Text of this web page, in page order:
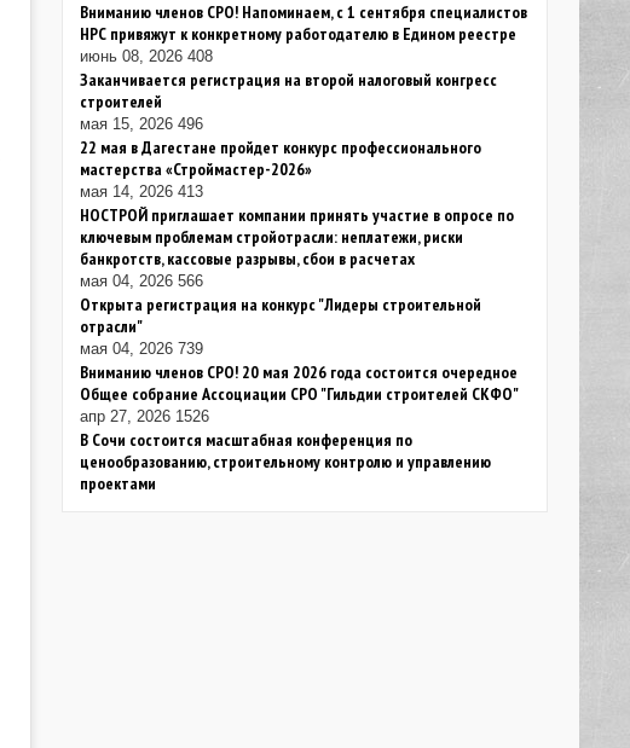
Вниманию членов СРО! Напоминаем, с 1 сентября специалистов
НРС привяжут к конкретному работодателю в Едином реестре
июнь 08, 2026 408
Заканчивается регистрация на второй налоговый конгресс
строителей
мая 15, 2026 496
22 мая в Дагестане пройдет конкурс профессионального
мастерства «Строймастер-2026»
мая 14, 2026 413
НОСТРОЙ приглашает компании принять участие в опросе по
ключевым проблемам стройотрасли: неплатежи, риски
банкротств, кассовые разрывы, сбои в расчетах
мая 04, 2026 566
Открыта регистрация на конкурс "Лидеры строительной
отрасли"
мая 04, 2026 739
Вниманию членов СРО! 20 мая 2026 года состоится очередное
Общее собрание Ассоциации СРО "Гильдии строителей СКФО"
апр 27, 2026 1526
В Сочи состоится масштабная конференция по
ценообразованию, строительному контролю и управлению
проектами